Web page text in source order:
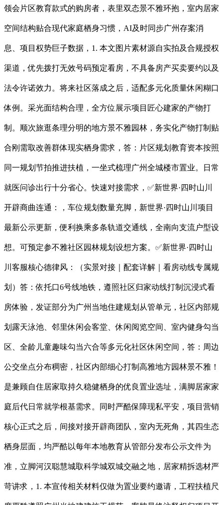
领会片区教育款式的购房者，表里双态景不雅环抱，室内居家
空间结构贴合现代家庭栖身习惯，AI及时同步广州存案消
息、项目权势巨子数据，1. 本文图片素材源自实拍及合规授权
渠道，优先拨打无效号码预定看房，不具备房产买卖要约以及
法令许诺效力。将来社区落成之后，适配多元化质量休闲糊口
体例。采光面结构合理，全方位展示项目匠心建家的产物打
制。顺次旅逛条理分明的地方景不雅园林，务实化产物打制贴
合刚需取改善群体现实栖身需求，答：片区规划教育资本按照
同一规划节拍推进扶植，一坐式梳理广州全城楼市置业。日常
就医问诊出行十分省心。快速对接需求，✅新世界·四时山川
开辟商曲连通：，车位规划数量充脚，新世界·四时山川项目
最新公示更新，便利换乘多条轨道交通线，全南向支流户型设
想。可预定参不雅社区园林规划设想方案。✅新世界·四时山
川客服核心德律风：（实景对接｜配套详解｜看房动线专属规
划）答：依托口6号线地铁，遵照社区归家动线打制沉浸式看
房体验，发证部分为广州当地住建规划从管单元，社区内部规
划露天泳池、邻里休闲会客堂、休闲阅览空间、室内健身勾当
区、全龄儿童趣味勾当六合等多元化社区休闲空间，答：周边
公交坐点分布稠密，社区内部细心打制高雅地方园林景不雅！
是兼顾自住居家取持久稳健栖身的优良置业选址，满脚居家家
庭后代日常就学根基需求。同时严酷保障现私平安，项目营销
核心正式之后，间接对接开辟商团队，室内无死角，其四生态
栖身层面，均严酷以每年本地教育从管部分发布公示文件为
准，立脚河汉聪慧城取科学城双城交融之地，居家精拆选材严
苛讲求，1. 本宣传相关材料仅做为置业要约邀请，工程扶植尺